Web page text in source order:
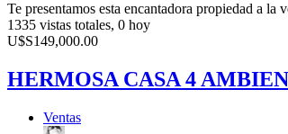
Te presentamos esta encantadora propiedad a
1335 vistas totales, 0 hoy
HERMOSA
4
AMBIENTES
SANTA
U$S149,000.00
HERMOSA CASA 4
Ventas